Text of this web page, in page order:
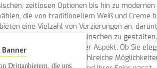
zeitlosen Optionen bis hin zu
die von traditionellem Weiß und Creme
eine Vielzahl von Verzierungen an,
Ihre Kerze nach Ihren Wünschen zu
ist ebenfalls ein wichtiger Aspekt. Ob Sie
wir bieten zahlreiche
Banner
Drittanbietern, die uns